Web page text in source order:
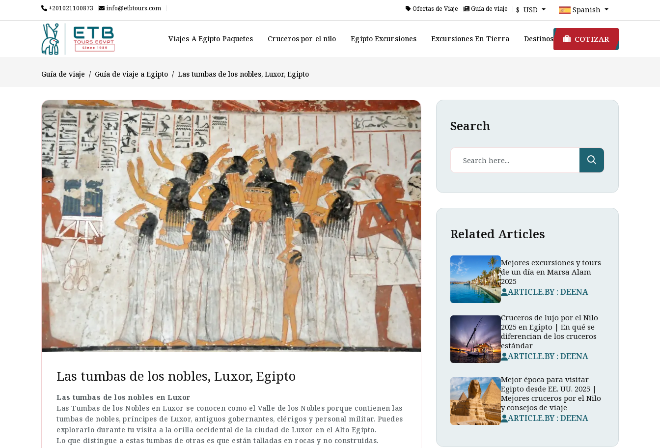
+201021100873 info@etbtours.com Ofertas de Viaje Guía de viaje $ USD Spanish
Viajes A Egipto Paquetes Cruceros por el nilo Egipto Excursiones Excursiones En Tierra Destinos COTIZAR
Guía de viaje Guía de viaje a Egipto Las tumbas de los nobles, Luxor, Egipto
Las tumbas de los nobles, Luxor, Egipto
Las tumbas de los nobles en Luxor
Las Tumbas de los Nobles en Luxor se conocen como el Valle de los Nobles porque contienen las
tumbas de nobles, príncipes de Luxor, antiguos gobernantes, clérigos y personal militar. Puedes
explorarlo durante tu visita a la orilla occidental de la ciudad de Luxor en el Alto Egipto.
Lo que distingue a estas tumbas de otras es que están talladas en rocas y no construidas.
Search
Related Articles
Mejores excursiones y tours
de un día en Marsa Alam
2025
ARTICLE.BY : DEENA
Cruceros de lujo por el Nilo
2025 en Egipto | En qué se
diferencian de los cruceros
estándar
ARTICLE.BY : DEENA
Mejor época para visitar
Egipto desde EE. UU. 2025 |
Mejores cruceros por el Nilo
y consejos de viaje
ARTICLE.BY : DEENA